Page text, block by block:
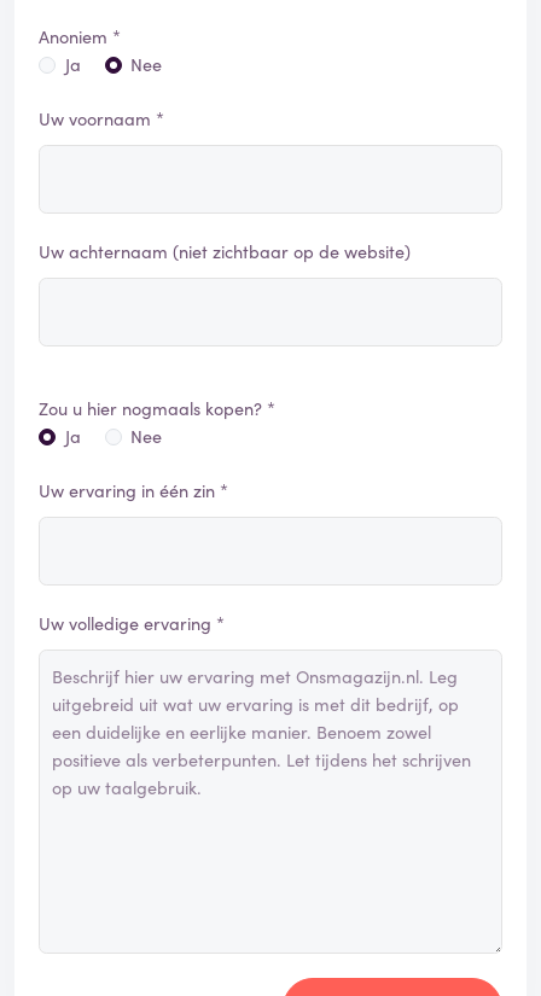
Anoniem *
Ja
Nee
Uw voornaam *
Uw achternaam (niet zichtbaar op de website)
Zou u hier nogmaals kopen? *
Ja
Nee
Uw ervaring in één zin *
Uw volledige ervaring *